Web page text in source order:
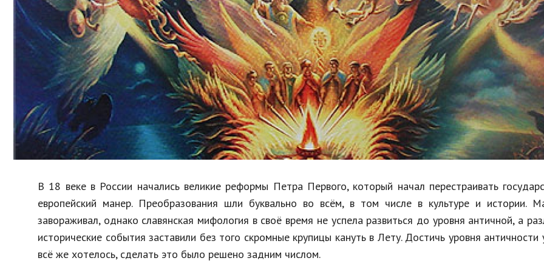
Образование
В мире
Культура
Авто, мото
Спорт
Знаменитости
Недвижимость
Спорт и фитнес
Психология и отношения
Творчество и рукоделие
Разное
Работа и бизнес
Животные
Еда и напитки
Праздники и подарки
В 18 веке в России начались великие реформы Петра Первого, который начал перестраивать
европейский манер. Преобразования шли буквально во всём, в том числе в культуре и истории.
завораживал, однако славянская мифология в своё время не успела развиться до уровня античной, а
исторические события заставили без того скромные крупицы кануть в Лету. Достичь уровня античности
всё же хотелось, сделать это было решено задним числом.